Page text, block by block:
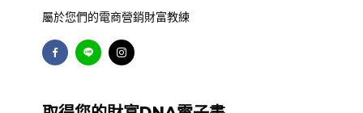
屬於您們的電商營銷財富教練